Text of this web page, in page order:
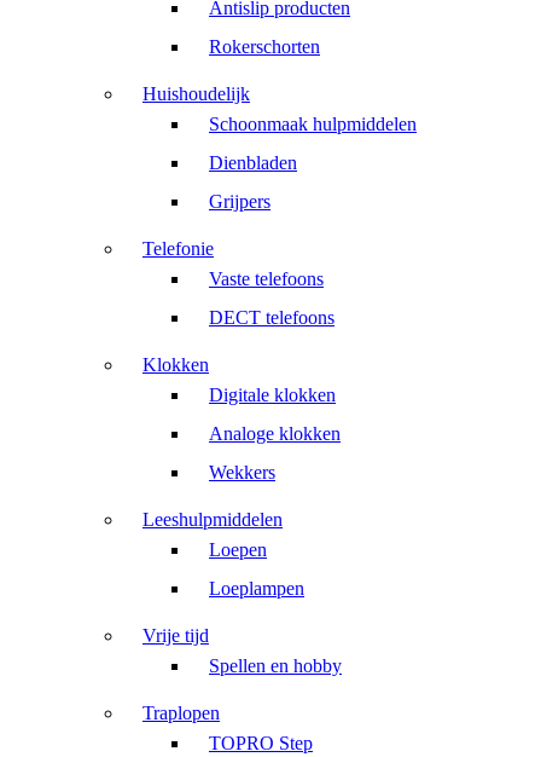
Antislip producten
Rokerschorten
Huishoudelijk
Schoonmaak hulpmiddelen
Dienbladen
Grijpers
Telefonie
Vaste telefoons
DECT telefoons
Klokken
Digitale klokken
Analoge klokken
Wekkers
Leeshulpmiddelen
Loepen
Loeplampen
Vrije tijd
Spellen en hobby
Traplopen
TOPRO Step